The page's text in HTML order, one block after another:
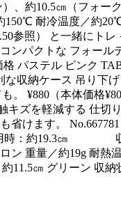
約10.5㎝（フォー
耐冷温度／約­
参照） と一緒にト
ンパクトな フォー
パステル ピンク
な収納ケース 吊り下
。 ¥880（本体価格
キズを軽減する 仕切
けます。
用時：約19.3㎝ 収
／約19g 耐熱温度
11.5㎝ グリーン 収納